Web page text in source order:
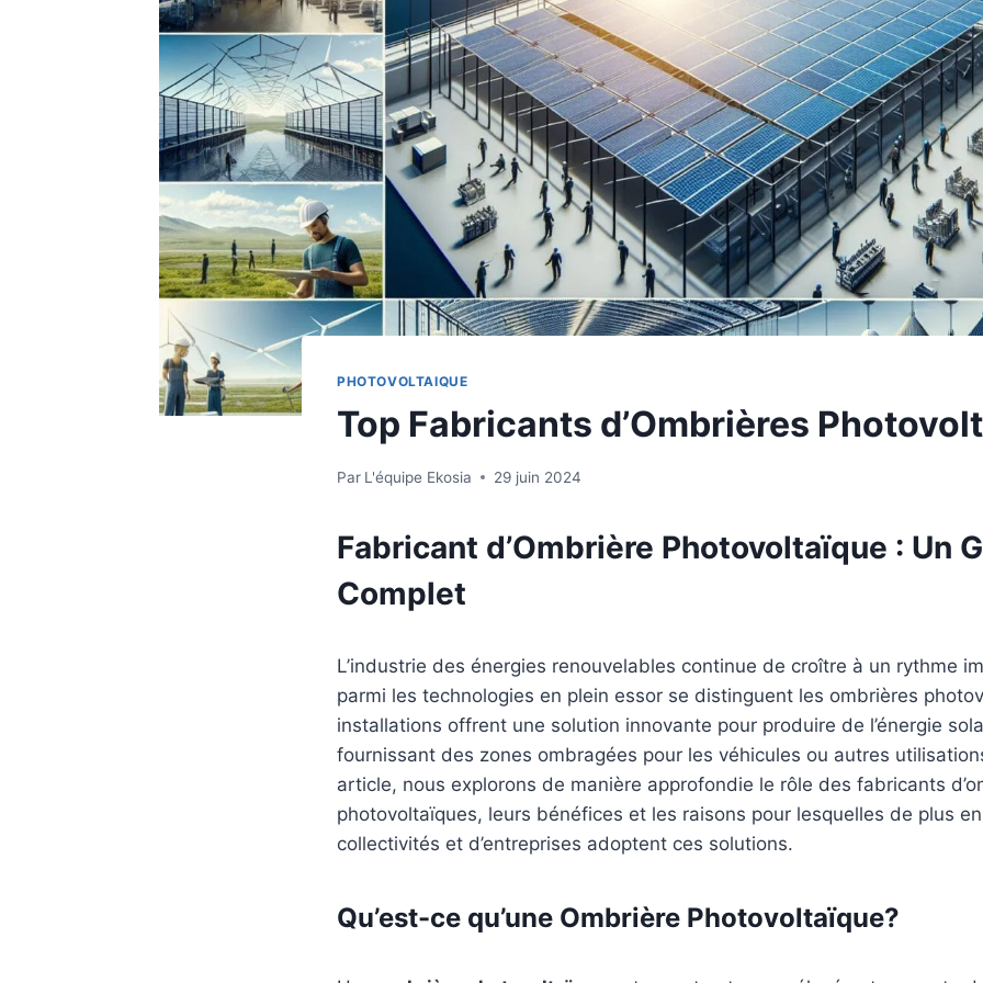
PHOTOVOLTAIQUE
Top Fabricants d’Ombrières
Par L'équipe Ekosia 29 juin 2024
Fabricant d’Ombrière Photovoltaïque : Un
Complet
L’industrie des énergies renouvelables continue de croître à un rythme
parmi les technologies en plein essor se distinguent les ombrières
installations offrent une solution innovante pour produire de l’énergie
fournissant des zones ombragées pour les véhicules ou autres
article, nous explorons de manière approfondie le rôle des fabricants
photovoltaïques, leurs bénéfices et les raisons pour lesquelles de plus
collectivités et d’entreprises adoptent ces solutions.
Qu’est-ce qu’une Ombrière Photovoltaïque?